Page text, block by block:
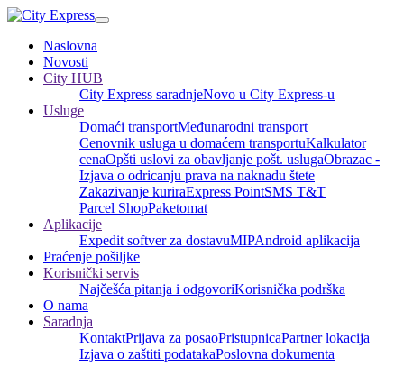
Naslovna
Novosti
City HUB
City Express saradnjeNovo u City Express-u
Usluge
Domaći transportMeđunarodni transport
Cenovnik usluga u domaćem transportuKalkulator
cenaOpšti uslovi za obavljanje pošt. uslugaObrazac -
Izjava o odricanju prava na naknadu štete
Zakazivanje kuriraExpress PointSMS T&T
Parcel ShopPaketomat
Aplikacije
Expedit softver za dostavuMIPAndroid aplikacija
Praćenje pošiljke
Korisnički servis
Najčešća pitanja i odgovoriKorisnička podrška
O nama
Saradnja
KontaktPrijava za posaoPristupnicaPartner lokacija
Izjava o zaštiti podatakaPoslovna dokumenta